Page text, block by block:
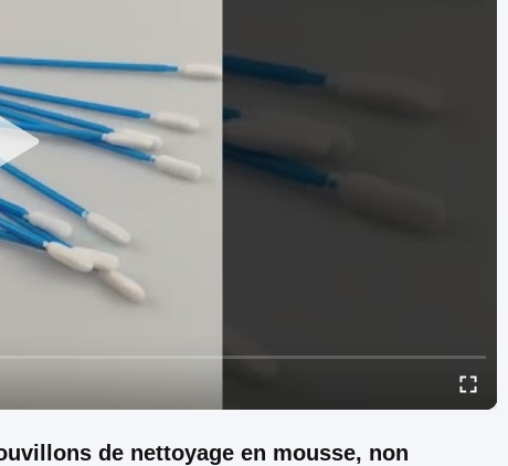
de nettoyage en mousse, non